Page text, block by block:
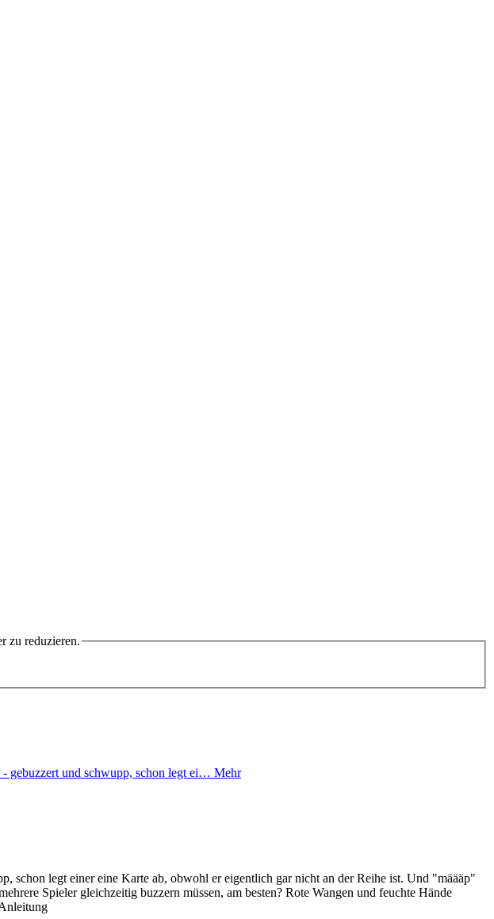
zu reduzieren.
gebuzzert und schwupp, schon legt ei… Mehr
schon legt einer eine Karte ab, obwohl er eigentlich gar nicht an der Reihe ist. Und "määäp"
Spieler gleichzeitig buzzern müssen, am besten? Rote Wangen und feuchte Hände